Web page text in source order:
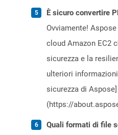
È sicuro convertire
Ovviamente!
cloud Amazon EC2
sicurezza e la
ulteriori
sicurezza di Aspose]
(https://
Quali formati di file